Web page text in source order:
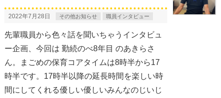
2022年7月28日 その他お知らせ 職員インタビュー
先輩職員から色々話を聞いちゃうインタビュ
ー企画、今回は 勤続のべ8年目 のあきらさ
ん。まごめの保育コアタイムは8時半から17
時半です。17時半以降の延長時間を楽しい時
間にしてくれる優しい優しいみんなのじいじ